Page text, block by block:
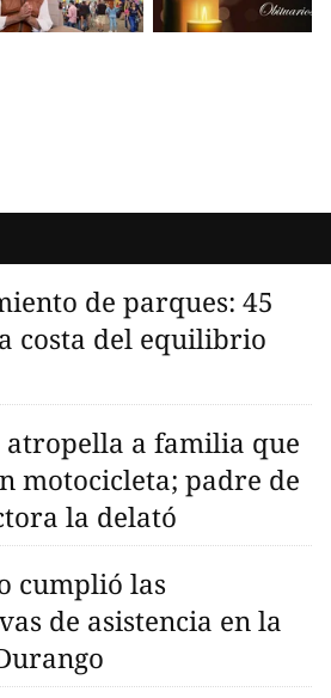
de parques: 45
costa del equilibrio
atropella a familia que
motocicleta; padre de
la delató
cumplió las
de asistencia en la